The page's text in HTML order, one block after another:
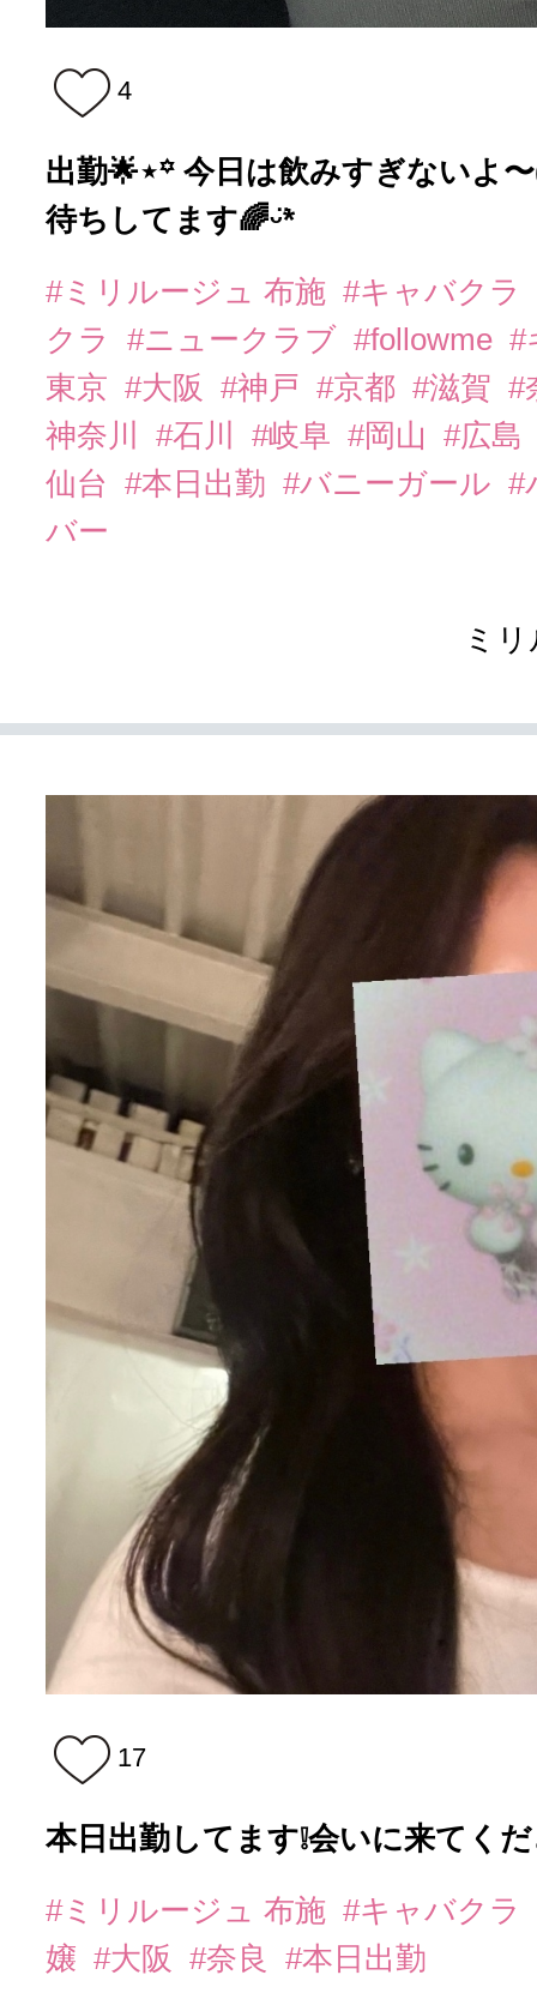
4
出勤🌟⋆꙳ 今日は飲みすぎないよ
待ちしてます🌈ᵕ̈*
#ミリルージュ 布施 #キャバクラ
クラ
#ニュークラブ #followme #
東京 #大阪 #神戸 #京都 #滋賀 #
神奈川
#石川 #岐阜 #岡山
#広島
仙台
#本日出勤 #バニーガール #
バー
ミ
17
本日出勤してます❕会いに来てく
#ミリルージュ 布施 #キャバクラ
嬢 #大阪 #奈良 #本日出勤